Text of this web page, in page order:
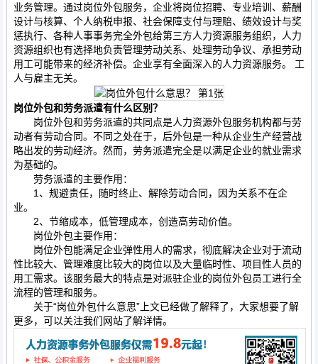
业务管理。通过岗位外包服务，企业将岗位招聘、专业培训、薪酬
设计与核算、个人纳税申报、社会保障支付与理赔、绩效设计与奖
惩执行、各种人事事务完全外包给第三方人力资源服务组织，人力
资源组织也有选择地负责管理劳动关系、处理劳动争议、承担劳动
用工可能带来的经济补偿。企业享有全面深入的人力资源服务。 工
人与雇主无关。
岗位外包和劳务派遣有什么区别？
岗位外包和劳务派遣的共同点是人力资源外包服务机构都与劳
动者有劳动合同。不同之处在于，后外包是一种从企业生产经营战
略出发的劳动经济。然而，劳务派遣完全是以满足企业的就业需求
为基础的。
劳务派遣的主要作用：
1、规避责任，随时终止、解除劳动合同，因为关系不在企
业。
2、节缩成本，低管理成本，创造高劳动价值。
岗位外包主要作用：
岗位外包能满足企业弹性用人的需求，彻底解决企业对于流动
性比较大、管理难度比较大的岗位以及大量临时性、项目性人员的
用工需求。该服务最大的特点是对派驻企业的岗位外包员工进行全
流程的管理和服务。
关于“岗位外包什么意思”上文已经做了解释了，大家想要了解
更多，可以关注我们网站了解详情。